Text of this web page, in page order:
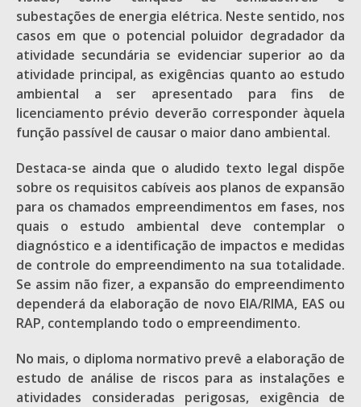
subestações de energia elétrica. Neste sentido, nos
casos em que o potencial poluidor degradador da
atividade secundária se evidenciar superior ao da
atividade principal, as exigências quanto ao estudo
ambiental a ser apresentado para fins de
licenciamento prévio deverão corresponder àquela
função passível de causar o maior dano ambiental.
Destaca-se ainda que o aludido texto legal dispõe
sobre os requisitos cabíveis aos planos de expansão
para os chamados empreendimentos em fases, nos
quais o estudo ambiental deve contemplar o
diagnóstico e a identificação de impactos e medidas
de controle do empreendimento na sua totalidade.
Se assim não fizer, a expansão do empreendimento
dependerá da elaboração de novo EIA/RIMA, EAS ou
RAP, contemplando todo o empreendimento.
No mais, o diploma normativo prevê a elaboração de
estudo de análise de riscos para as instalações e
atividades consideradas perigosas, exigência de